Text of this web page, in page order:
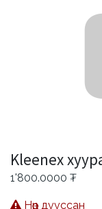
Kleenex
1'800.0000 ₮
Нөөц дууссан